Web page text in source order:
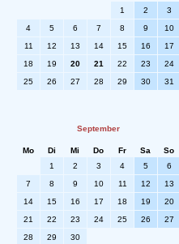
1
2
3
4
5 6 7 8 9
10
11
12 13 14 15 16
17
18
19 20 21 22 23
24
25
26 27 28 29 30 31
September
Mo Di Mi Do Fr Sa
So
1
2 3 4 5
6
7
8 9 10 11 12
13
14
15 16 17 18 19
20
21
22 23 24 25 26
27
28
29 30